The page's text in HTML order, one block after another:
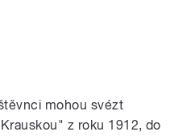
mohou svézt
z roku 1912, do